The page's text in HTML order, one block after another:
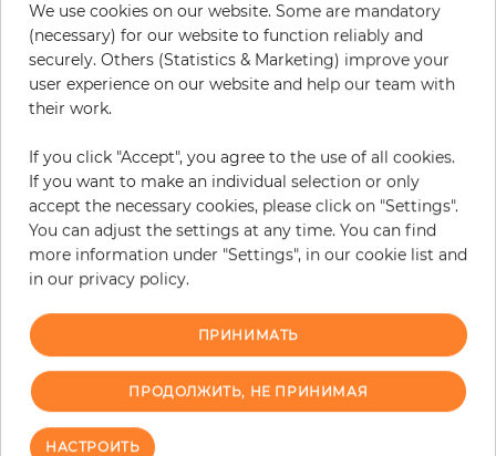
Цвет Оливковый
Цвет узора: Бежевый
68,50 € за рулон
19% НДС включительно + Доставка
Цена за м² - 13,11 €
Do you need glue?
− +
В КОРЗИНУ
ЗАКАЗАТЬ ОБРАЗЕЦ
We use cookies on our website. Some are mandatory
(necessary) for our website to function reliably and
securely. Others (Statistics & Marketing) improve your
user experience on our website and help our team with
their work.
If you click "Accept", you agree to the use of all cookies.
If you want to make an individual selection or only
accept the necessary cookies, please click on "Settings".
You can adjust the settings at any time. You can find
more information under "Settings", in our cookie list and
in our privacy policy.
ПРИНИМАТЬ
ПРОДОЛЖИТЬ, НЕ ПРИНИМАЯ
НАСТРОИТЬ